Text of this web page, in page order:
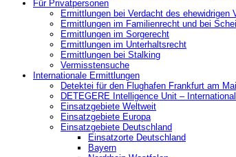
Für Privatpersonen
Ermittlungen bei Verdacht des ehewidrigen
Ermittlungen im Familienrecht und bei
Ermittlungen im Sorgerecht
Ermittlungen im Unterhaltsrecht
Ermittlungen bei Stalking
Vermisstensuche
Internationale Ermittlungen
Detektei für den Flughafen Frankfurt am
DETEGERE Intelligence Unit –
Einsatzgebiete Weltweit
Einsatzgebiete Europa
Einsatzgebiete Deutschland
Einsatzorte Deutschland
Bayern